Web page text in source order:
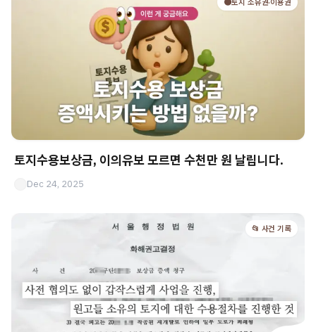
🟤토지 소유권·이용권
토지수용보상금, 이의유보 모르면 수천만 원 날립니다.
Dec 24, 2025
📂 사건 기록